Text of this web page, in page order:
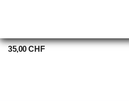
35,00 CHF